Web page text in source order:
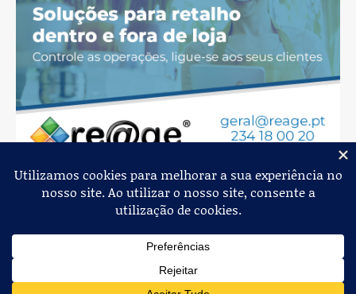
Jornal de Albergaria,2026© Todos os Direitos Reservados
Estatuto Editorial